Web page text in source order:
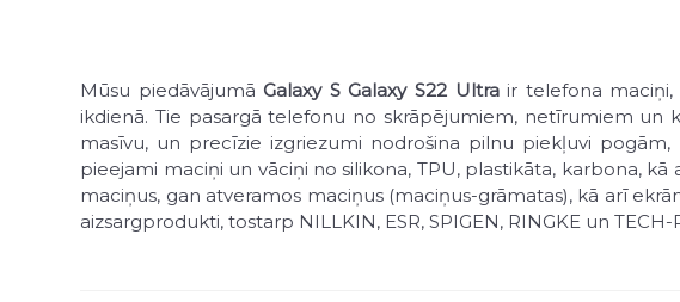
Mūsu piedāvājumā Galaxy S Galaxy S22 Ultrair telefona maciņi,
ikdienā. Tie pasargā telefonu no skrāpējumiem, netīrumiem
masīvu, un precīzie izgriezumi nodrošina pilnu piekļuvi
pieejami maciņi un vāciņi no silikona, TPU, plastikāta, karbona,
maciņus, gan atveramos maciņus (maciņus-grāmatas), kā arī
aizsargprodukti, tostarp NILLKIN, ESR, SPIGEN, RINGKE un
Produktus var iegādāties mūsu veikalā Rīgā vai pasūtīt tiešsaistē